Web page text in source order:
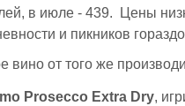
в июле - 439. Цены
и пикников
вино от того же
Prosecco Extra Dry,